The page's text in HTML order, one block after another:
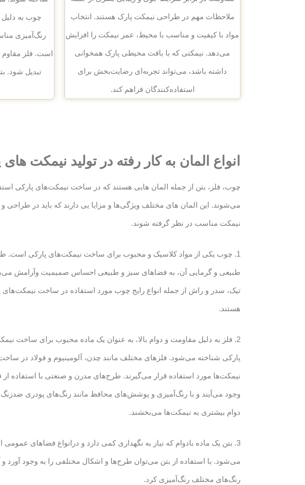
ملاحظات مهم در طراحی نیمکت پارک هستند. انتخاب
مواد با کیفیت و مناسب با محیط، عمر نیمکت را افزایش
می‌دهد. نیمکتی که با بافت محیطی پارک همخوانی
داشته باشد، می‌تواند تجربه‌ای رضایت‌بخش برای
استفاده‌کنندگان فراهم کند.
چوب به دلیل
رنگ‌آمیزی
است. فلز مقاوم
تبدیل شود.
انواع المان به کار رفته در تولید نیمکت
چوب، فلز، بتن از جمله المان هایی هستند که در ساخت نیمکت‌های پارکی
می‌شوند. این المان های مختلف ویژگی‌ها و مزایا یی دارند که باید در طراحی و
نیمکت مناسب در نظر گرفته شوند.
1. چوب یکی از مواد کلاسیک و محبوب برای ساخت نیمکت‌های پارکی است.
طبیعی و گرمایی آن، به فضاهای سبز و طبیعی احساس صمیمیت وآرامش
تیک، سدر و راش از جمله انواع رایج چوب مورد استفاده در ساخت نیمکت‌های
هستند.
2. فلز به دلیل مقاومت و دوام بالا، به عنوان یک ماده محبوب برای ساخت
پارکی شناخته می‌شود. فلزهای مختلف مانند چدن، آلومینیوم و فولاد در
نیمکت‌ها مورد استفاده قرار می‌گیرند. طرح‌های مدرن و صنعتی با استفاده از
وجود می‌آیند و با رنگ‌آمیزی و پوشش‌های محافظ مانند رنگ‌های پودری ضدزنگ
دوام بیشتری به نیمکت‌ها می‌بخشند.
3. بتن یک ماده بادوام که نیاز به نگهداری کمی دارد و درانواع فضاهای عمومی
می‌شود. با استفاده از بتن می‌توان طرح‌ها و اشکال مختلفی را به وجود آورد و
رنگ‌های مختلف رنگ‌آمیزی کرد.